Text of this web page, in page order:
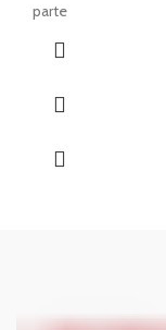
parte